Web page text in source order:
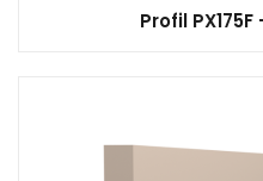
Profil PX175F